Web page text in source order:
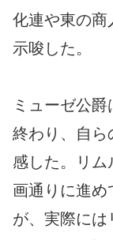
化連や東の商
示唆した。
ミューゼ公
終わり、自ら
感した。リ
画通りに進め
が、実際に